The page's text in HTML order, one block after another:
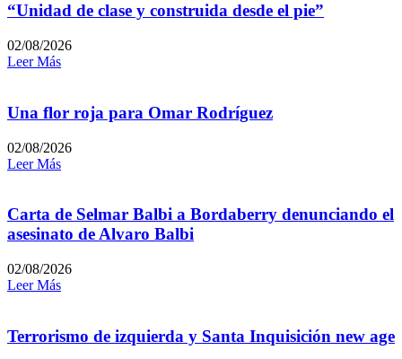
“Unidad de clase y construida desde el pie”
02/08/2026
Leer Más
Una flor roja para Omar Rodríguez
02/08/2026
Leer Más
Carta de Selmar Balbi a Bordaberry denunciando el
asesinato de Alvaro Balbi
02/08/2026
Leer Más
Terrorismo de izquierda y Santa Inquisición new age